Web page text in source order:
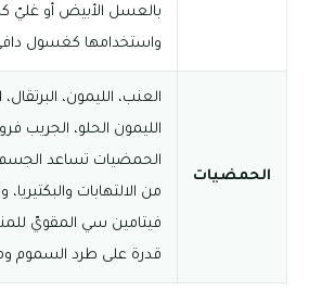
بالعسل الأبيض أو غليّ
واستخدامها كغسول
الحمضيات
العنب، الليمون،
الليمون الحلو، الجريب
الحمضيات تساعد
من الالتهابات
فيتامين سي المقويّ
قدرة على طرد السموم